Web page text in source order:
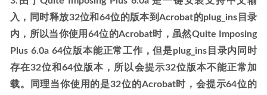
入，同时释放32位和64位的版本到Acrobat的plug_ins目录
内，所以当你使用64位的Acrobat时，虽然Quite Imposing
Plus 6.0a 64位版本能正常工作，但是plug_ins目录内同时
存在32位和64位版本，所以会提示32位版本不能正常加
载。同理当你使用的是32位的Acrobat时，会提示64位的